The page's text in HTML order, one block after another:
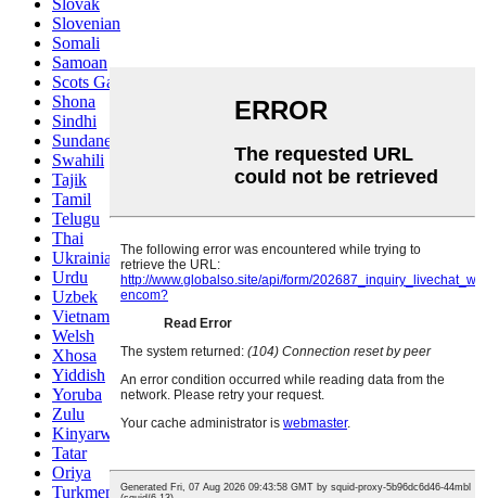
Slovak
Slovenian
Somali
Samoan
Scots Gaelic
Shona
Sindhi
Sundanese
Swahili
Tajik
Tamil
Telugu
Thai
Ukrainian
Urdu
Uzbek
Vietnamese
Welsh
Xhosa
Yiddish
Yoruba
Zulu
Kinyarwanda
Tatar
Oriya
Turkmen